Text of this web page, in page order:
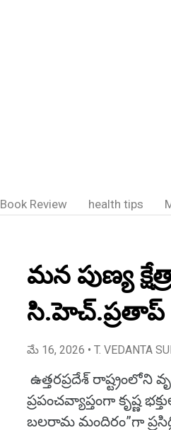
Book Review health tips
మన పుణ్య
సి.హెచ్.ప్రతాప్
మే 16, 2026 • T. VEDANTA
ఉత్తరప్రదేశ్
ప్రపంచవ్యాప్తంగా కృష్ణ
బలరామ మందిరం”గా